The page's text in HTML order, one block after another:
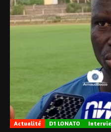
Actualité D1 LONATO